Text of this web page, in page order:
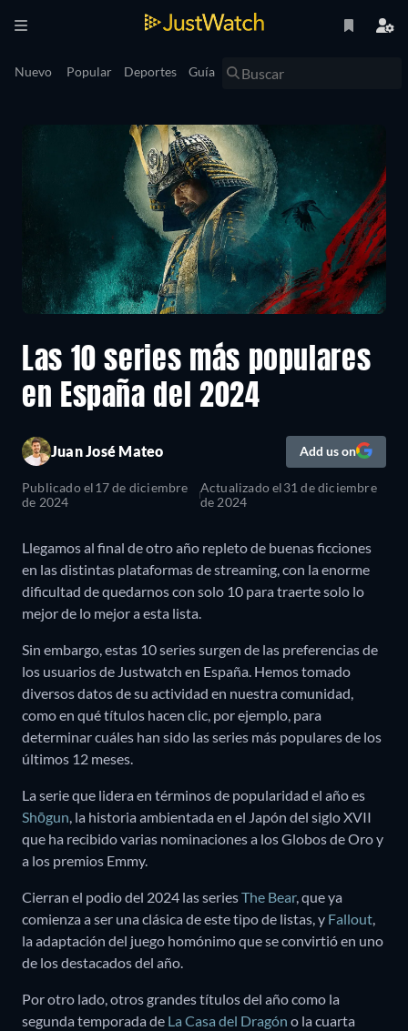
Nuevo Popular Deportes Guía
Las 10 series más populares
en España del 2024
Juan José Mateo Add us on
Publicado el17 de diciembre
de 2024
Actualizado el31 de diciembre
de 2024
Llegamos al final de otro año repleto de buenas ficciones
en las distintas plataformas de streaming, con la enorme
dificultad de quedarnos con solo 10 para traerte solo lo
mejor de lo mejor a esta lista.
Sin embargo, estas 10 series surgen de las preferencias de
los usuarios de Justwatch en España. Hemos tomado
diversos datos de su actividad en nuestra comunidad,
como en qué títulos hacen clic, por ejemplo, para
determinar cuáles han sido las series más populares de los
últimos 12 meses.
La serie que lidera en términos de popularidad el año es
Shōgun , la historia ambientada en el Japón del siglo XVII
que ha recibido varias nominaciones a los Globos de Oro y
a los premios Emmy.
Cierran el podio del 2024 las seriesThe Bear, que ya
comienza a ser una clásica de este tipo de listas, y Fallout
la adaptación del juego homónimo que se convirtió en uno
de los destacados del año.
Por otro lado, otros grandes títulos del año como la
segunda temporada de La Casa del Dragón o la cuarta